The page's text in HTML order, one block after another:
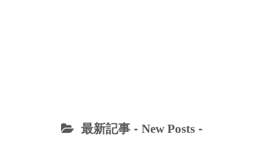
最新記事 - New Posts-